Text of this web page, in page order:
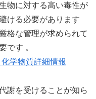
物に対する高い毒性が
ける必要があります
格な管理が求められて
です 。
学物質詳細情報
謝を受けることが知ら